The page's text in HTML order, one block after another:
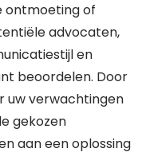
ontmoeting of
advocaten,
en
beoordelen. Door
uw verwachtingen
gekozen
aan een oplossing